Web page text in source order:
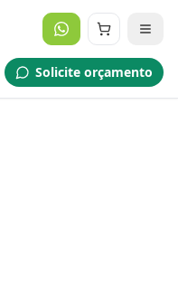
Solicite orçamento